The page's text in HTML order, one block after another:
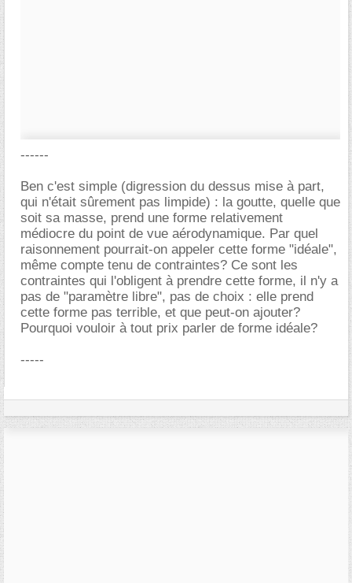
------
Ben c'est simple (digression du dessus mise à part,
qui n'était sûrement pas limpide) : la goutte, quelle que
soit sa masse, prend une forme relativement
médiocre du point de vue aérodynamique. Par quel
raisonnement pourrait-on appeler cette forme "idéale",
même compte tenu de contraintes? Ce sont les
contraintes qui l'obligent à prendre cette forme, il n'y a
pas de "paramètre libre", pas de choix : elle prend
cette forme pas terrible, et que peut-on ajouter?
Pourquoi vouloir à tout prix parler de forme idéale?
-----